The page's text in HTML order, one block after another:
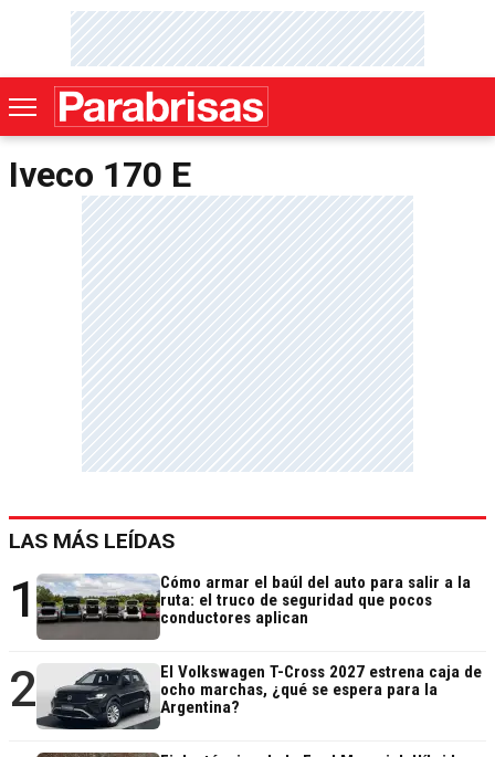
Iveco 170 E
LAS MÁS LEÍDAS
1
Cómo armar el baúl del auto para salir a la
ruta: el truco de seguridad que pocos
conductores aplican
2
El Volkswagen T-Cross 2027 estrena caja de
ocho marchas, ¿qué se espera para la
Argentina?